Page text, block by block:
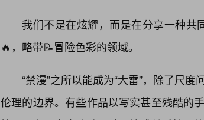
我们不是在炫耀，而是在分享一种共
🔥，略带📝冒险色彩的领域。
“禁漫”之所以能成为“大雷”，除了尺
伦理的边界。有些作品以写实甚至残酷的